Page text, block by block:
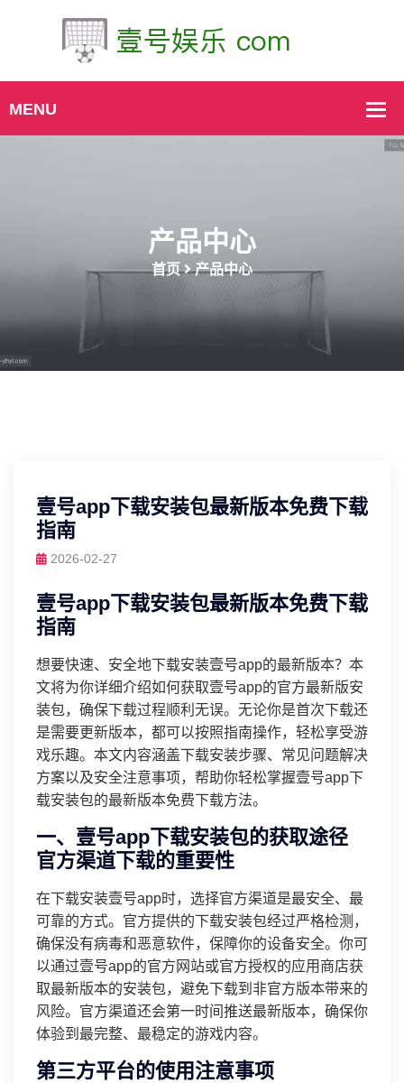
产品中心
首页 产品中心
壹号app下载安装包最新版本免费下载
指南
2026-02-27
壹号app下载安装包最新版本免费下载
指南
想要快速、安全地下载安装壹号app的最新版本？本
文将为你详细介绍如何获取壹号app的官方最新版安
装包，确保下载过程顺利无误。无论你是首次下载还
是需要更新版本，都可以按照指南操作，轻松享受游
戏乐趣。本文内容涵盖下载安装步骤、常见问题解决
方案以及安全注意事项，帮助你轻松掌握壹号app下
载安装包的最新版本免费下载方法。
一、壹号app下载安装包的获取途径
官方渠道下载的重要性
在下载安装壹号app时，选择官方渠道是最安全、最
可靠的方式。官方提供的下载安装包经过严格检测，
确保没有病毒和恶意软件，保障你的设备安全。你可
以通过壹号app的官方网站或官方授权的应用商店获
取最新版本的安装包，避免下载到非官方版本带来的
风险。官方渠道还会第一时间推送最新版本，确保你
体验到最完整、最稳定的游戏内容。
第三方平台的使用注意事项